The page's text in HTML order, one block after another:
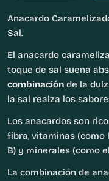
Anacardo
Sal.
El anacardo
toque de sal suena
combinación de la
la sal realza los
Los anacardos son
fibra, vitaminas (como
B) y minerales (como
La combinación de